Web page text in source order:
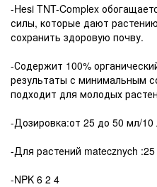
-Hesi TNT-Complex
силы, которые дают
сохранить здоровую почву.
-Содержит 100%
результаты с минимальным
подходит для молодых
-Дозировка:от 25 до 50 мл/10
-Для растений matecznych
-NPK 6 2 4